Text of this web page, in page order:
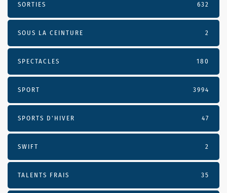
SORTIES 632
SOUS LA CEINTURE 2
SPECTACLES 180
SPORT 3994
SPORTS D'HIVER 47
SWIFT 2
TALENTS FRAIS 35